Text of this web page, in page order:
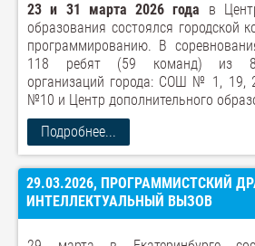
23 и 31 марта 2026 года в
образования состоялся городской
программированию. В
118 ребят (59 команд) из 8
организаций города: СОШ № 1, 19,
№10 и Центр дополнительного
Подробнее...
29.03.2026, ПРОГРАММИСТСКИЙ
ИНТЕЛЛЕКТУАЛЬНЫЙ ВЫЗОВ